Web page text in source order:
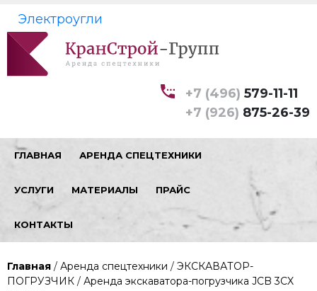
+7 (496) 579-11-11
+7 (926) 875-26-39
Электроугли
ГЛАВНАЯ АРЕНДА СПЕЦТЕХНИКИ
УСЛУГИ МАТЕРИАЛЫ ПРАЙС
КОНТАКТЫ
Главная / Аренда спецтехники / ЭКСКАВАТОР-
ПОГРУЗЧИК / Аренда экскаватора-погрузчика JCB 3CX